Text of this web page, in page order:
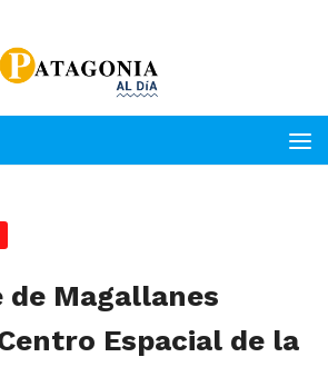
Magallanes
Espacial de la